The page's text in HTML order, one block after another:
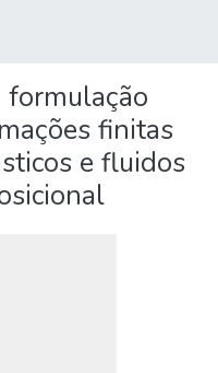
finitas
e fluidos